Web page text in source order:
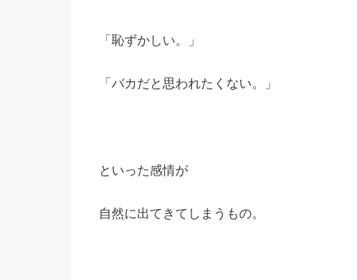
「恥ずかしい。」
「バカだと思われたくない。」
といった感情が
自然に出てきてしまうもの。